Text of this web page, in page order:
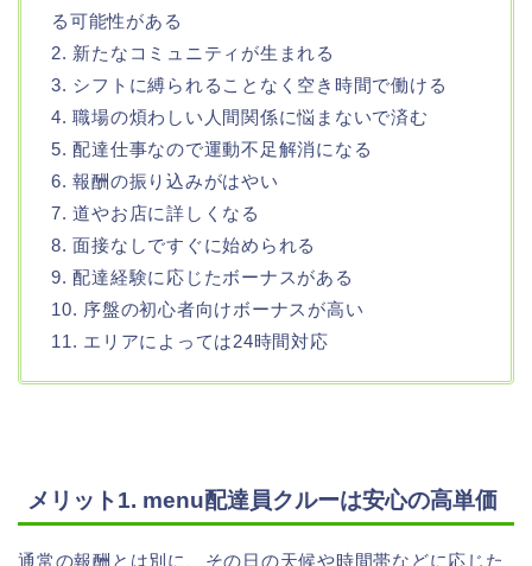
る可能性がある
2. 新たなコミュニティが生まれる
3. シフトに縛られることなく空き時間で働ける
4. 職場の煩わしい人間関係に悩まないで済む
5. 配達仕事なので運動不足解消になる
6. 報酬の振り込みがはやい
7. 道やお店に詳しくなる
8. 面接なしですぐに始められる
9. 配達経験に応じたボーナスがある
10. 序盤の初心者向けボーナスが高い
11. エリアによっては24時間対応
メリット1. menu配達員クルーは安心の高単価
通常の報酬とは別に、その日の天候や時間帯などに応じた